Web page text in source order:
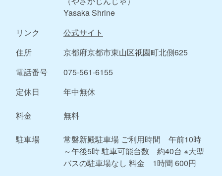
Yasaka Shrine
リンク
公式サイト
住所
京都府京都市東山区祇園町北側625
電話番号
075-561-6155
定休日
年中無休
料金 無料
駐車場
常磐新殿駐車場 ご利用時間 午前10時
～午後5時 駐車可能台数 約40台 ※大型
バスの駐車場なし 料金 1時間 600円